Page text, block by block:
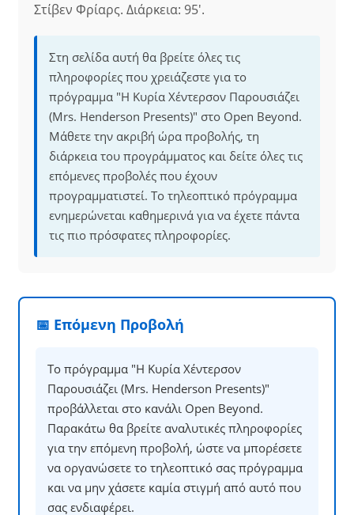
Στίβεν Φρίαρς. Διάρκεια: 95'.
Στη σελίδα αυτή θα βρείτε όλες τις
πληροφορίες που χρειάζεστε για το
πρόγραμμα "Η Κυρία Χέντερσον Παρουσιάζει
(Mrs. Henderson Presents)" στο Open Beyond.
Μάθετε την ακριβή ώρα προβολής, τη
διάρκεια του προγράμματος και δείτε όλες τις
επόμενες προβολές που έχουν
προγραμματιστεί. Το τηλεοπτικό πρόγραμμα
ενημερώνεται καθημερινά για να έχετε πάντα
τις πιο πρόσφατες πληροφορίες.
📅 Επόμενη Προβολή
Το πρόγραμμα "Η Κυρία Χέντερσον
Παρουσιάζει (Mrs. Henderson Presents)"
προβάλλεται στο κανάλι Open Beyond.
Παρακάτω θα βρείτε αναλυτικές πληροφορίες
για την επόμενη προβολή, ώστε να μπορέσετε
να οργανώσετε το τηλεοπτικό σας πρόγραμμα
και να μην χάσετε καμία στιγμή από αυτό που
σας ενδιαφέρει.